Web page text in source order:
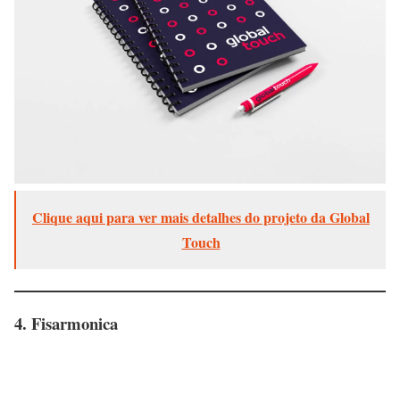
Clique aqui para ver mais detalhes do projeto da Global
Touch
4. Fisarmonica